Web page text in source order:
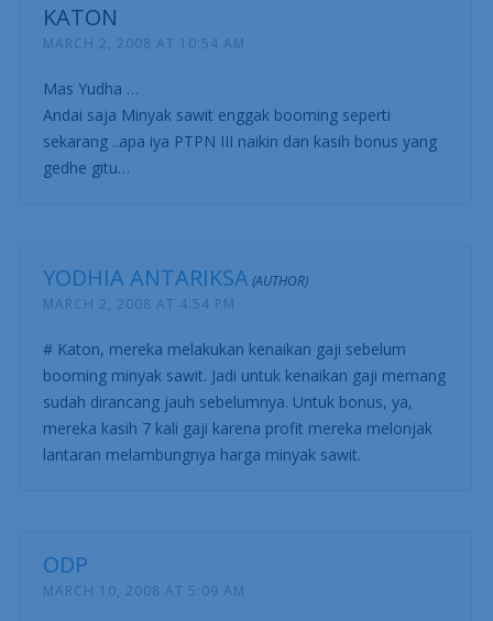
KATON
MARCH 2, 2008 AT 10:54 AM
Mas Yudha …
Andai saja Minyak sawit enggak booming seperti
sekarang ..apa iya PTPN III naikin dan kasih bonus yang
gedhe gitu…
YODHIA ANTARIKSA
MARCH 2, 2008 AT 4:54 PM
# Katon, mereka melakukan kenaikan gaji sebelum
booming minyak sawit. Jadi untuk kenaikan gaji memang
sudah dirancang jauh sebelumnya. Untuk bonus, ya,
mereka kasih 7 kali gaji karena profit mereka melonjak
lantaran melambungnya harga minyak sawit.
ODP
MARCH 10, 2008 AT 5:09 AM